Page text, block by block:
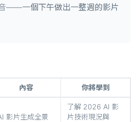
音——一個下午做出一整週的影片
內容 你將學到
影片生成全景
了解 2026 AI 影
片技術現況與